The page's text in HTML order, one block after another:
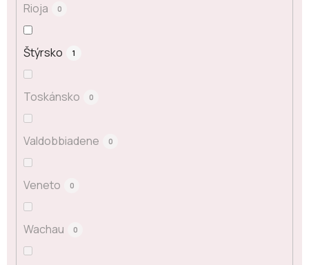
Rioja 0
Štýrsko 1
Toskánsko 0
Valdobbiadene 0
Veneto 0
Wachau 0